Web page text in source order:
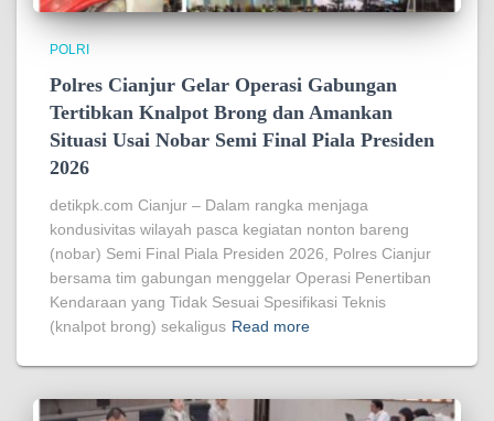
POLRI
Polres Cianjur Gelar Operasi Gabungan
Tertibkan Knalpot Brong dan Amankan
Situasi Usai Nobar Semi Final Piala Presiden
2026
detikpk.com Cianjur – Dalam rangka menjaga
kondusivitas wilayah pasca kegiatan nonton bareng
(nobar) Semi Final Piala Presiden 2026, Polres Cianjur
bersama tim gabungan menggelar Operasi Penertiban
Kendaraan yang Tidak Sesuai Spesifikasi Teknis
(knalpot brong) sekaligus Read more